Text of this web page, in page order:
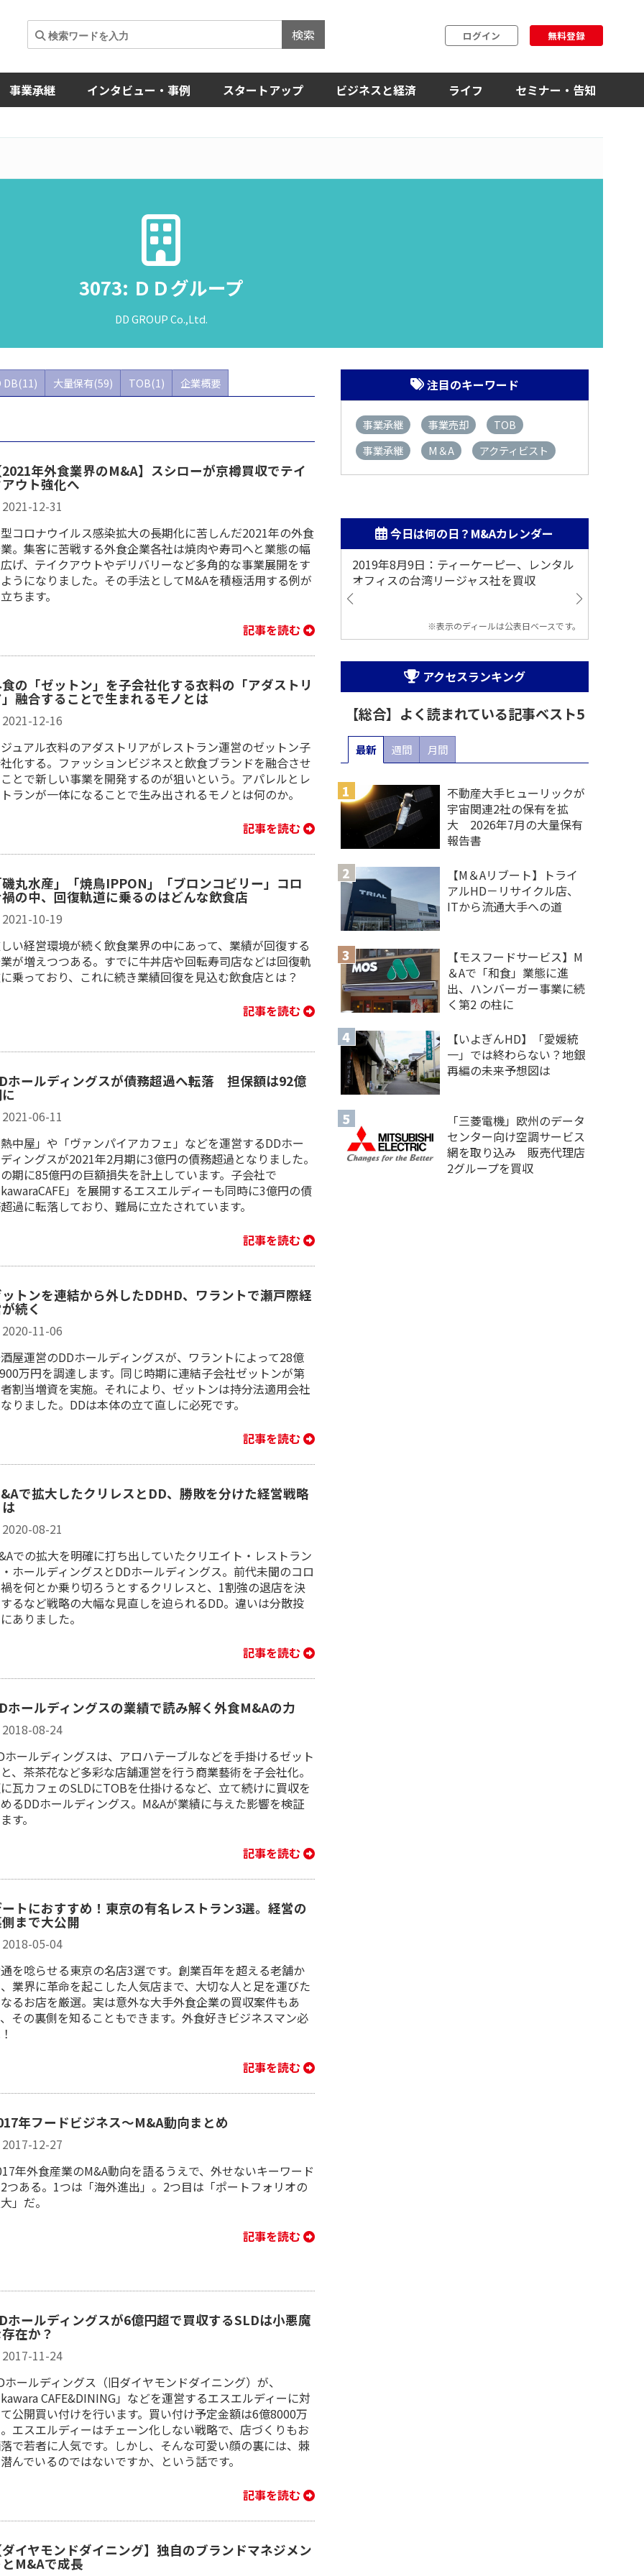
検索 ログイン 無料登録
事業承継 インタビュー・事例 スタートアップ ビジネスと経済 ライフ セミナー・告知
3073: ＤＤグループ
DD GROUP Co.,Ltd.
DB(11) 大量保有(59) TOB(1) 企業概要
年外食業界のM&A】スシローが京樽買収でテイ
ウト強化へ
2021-12-31
コロナウイルス感染拡大の長期化に苦しんだ2021年の外食
。集客に苦戦する外食企業各社は焼肉や寿司へと業態の幅
げ、テイクアウトやデリバリーなど多角的な事業展開をす
うになりました。その手法としてM&Aを積極活用する例が
ちます。
記事を読む
の「ゼットン」を子会社化する衣料の「アダストリ
融合することで生まれるモノとは
2021-12-16
ュアル衣料のアダストリアがレストラン運営のゼットン子
化する。ファッションビジネスと飲食ブランドを融合させ
とで新しい事業を開発するのが狙いという。アパレルとレ
ランが一体になることで生み出されるモノとは何のか。
記事を読む
丸水産」「焼鳥IPPON」「ブロンコビリー」コロ
の中、回復軌道に乗るのはどんな飲食店
2021-10-19
い経営環境が続く飲食業界の中にあって、業績が回復する
が増えつつある。すでに牛丼店や回転寿司店などは回復軌
乗っており、これに続き業績回復を見込む飲食店とは？
記事を読む
ホールディングスが債務超過へ転落 担保額は92億
2021-06-11
中屋」や「ヴァンパイアカフェ」などを運営するDDホー
ィングスが2021年2月期に3億円の債務超過となりました。
期に85億円の巨額損失を計上しています。子会社で
」を展開するエスエルディーも同時に3億円の債
過に転落しており、難局に立たされています。
記事を読む
トンを連結から外したDDHD、ワラントで瀬戸際経
続く
2020-11-06
屋運営のDDホールディングスが、ワラントによって28億
万円を調達します。同じ時期に連結子会社ゼットンが第
割当増資を実施。それにより、ゼットンは持分法適用会社
りました。DDは本体の立て直しに必死です。
記事を読む
で拡大したクリレスとDD、勝敗を分けた経営戦略
2020-08-21
での拡大を明確に打ち出していたクリエイト・レストラン
ホールディングスとDDホールディングス。前代未聞のコロ
を何とか乗り切ろうとするクリレスと、1割強の退店を決
るなど戦略の大幅な見直しを迫られるDD。違いは分散投
ありました。
記事を読む
ホールディングスの業績で読み解く外食M&Aの力
2018-08-24
ホールディングスは、アロハテーブルなどを手掛けるゼット
、茶茶花など多彩な店舗運営を行う商業藝術を子会社化。
瓦カフェのSLDにTOBを仕掛けるなど、立て続けに買収を
るDDホールディングス。M&Aが業績に与えた影響を検証
す。
記事を読む
トにおすすめ！東京の有名レストラン3選。経営の
まで大公開
2018-05-04
を唸らせる東京の名店3選です。創業百年を超える老舗か
業界に革命を起こした人気店まで、大切な人と足を運びた
るお店を厳選。実は意外な大手外食企業の買収案件もあ
その裏側を知ることもできます。外食好きビジネスマン必
記事を読む
年フードビジネス～M&A動向まとめ
2017-12-27
年外食産業のM&A動向を語るうえで、外せないキーワード
つある。1つは「海外進出」。2つ目は「ポートフォリオの
」だ。
記事を読む
ホールディングスが6億円超で買収するSLDは小悪魔
在か？
2017-11-24
ホールディングス（旧ダイヤモンドダイニング）が、
CAFE&DINING」などを運営するエスエルディーに対
公開買い付けを行います。買い付け予定金額は6億8000万
エスエルディーはチェーン化しない戦略で、店づくりもお
で若者に人気です。しかし、そんな可愛い顔の裏には、棘
んでいるのではないですか、という話です。
記事を読む
イヤモンドダイニング】独自のブランドマネジメン
M&Aで成長
注目のキーワード
事業承継 事業売却
TOB
事業承継
M＆A アクティビスト
今日は何の日？M&Aカレンダー
2019年8月9日：ティーケーピー、レンタル
オフィスの台湾リージャス社を買収
※表示のディールは公表日ベースです。
アクセスランキング
【総合】よく読まれている記事ベスト5
最新 週間 月間
不動産大手ヒューリックが
宇宙関連2社の保有を拡
大 2026年7月の大量保有
報告書
【M＆Aリブート】トライ
アルHD－リサイクル店、
ITから流通大手への道
【モスフードサービス】M
＆Aで「和食」業態に進
出、ハンバーガー事業に続
く第2 の柱に
【いよぎんHD】「愛媛統
一」では終わらない？地銀
再編の未来予想図は
「三菱電機」欧州のデータ
センター向け空調サービス
網を取り込み 販売代理店
2グループを買収